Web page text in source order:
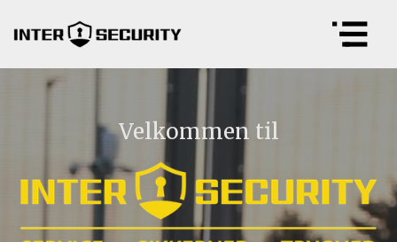
Velkommen til